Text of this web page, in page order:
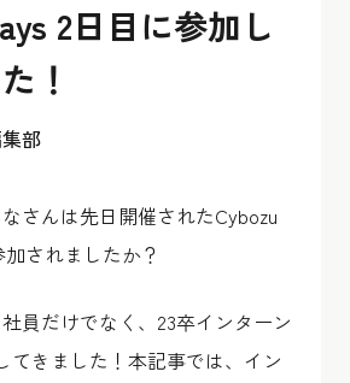
2日目に参加し
！
部
さんは先日開催されたCybozu
されましたか？
員だけでなく、23卒インターン
てきました！本記事では、イン